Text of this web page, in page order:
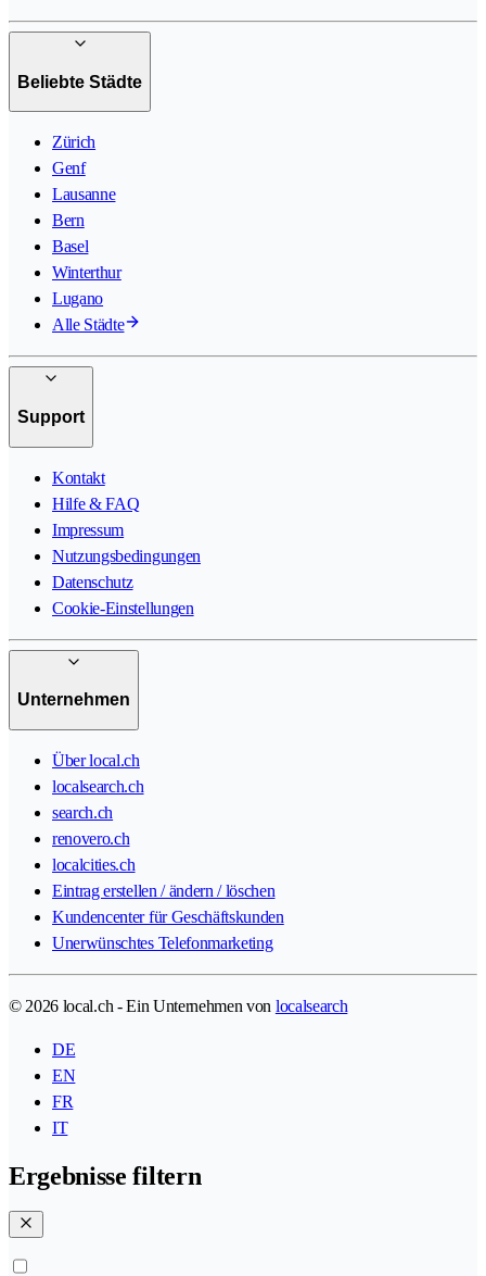
Beliebte Städte
Zürich
Genf
Lausanne
Bern
Basel
Winterthur
Lugano
Alle Städte
Support
Kontakt
Hilfe & FAQ
Impressum
Nutzungsbedingungen
Datenschutz
Cookie-Einstellungen
Unternehmen
Über local.ch
localsearch.ch
search.ch
renovero.ch
localcities.ch
Eintrag erstellen / ändern / löschen
Kundencenter für Geschäftskunden
Unerwünschtes Telefonmarketing
© 2026 local.ch - Ein Unternehmen von localsearch
DE
EN
FR
IT
Ergebnisse filtern